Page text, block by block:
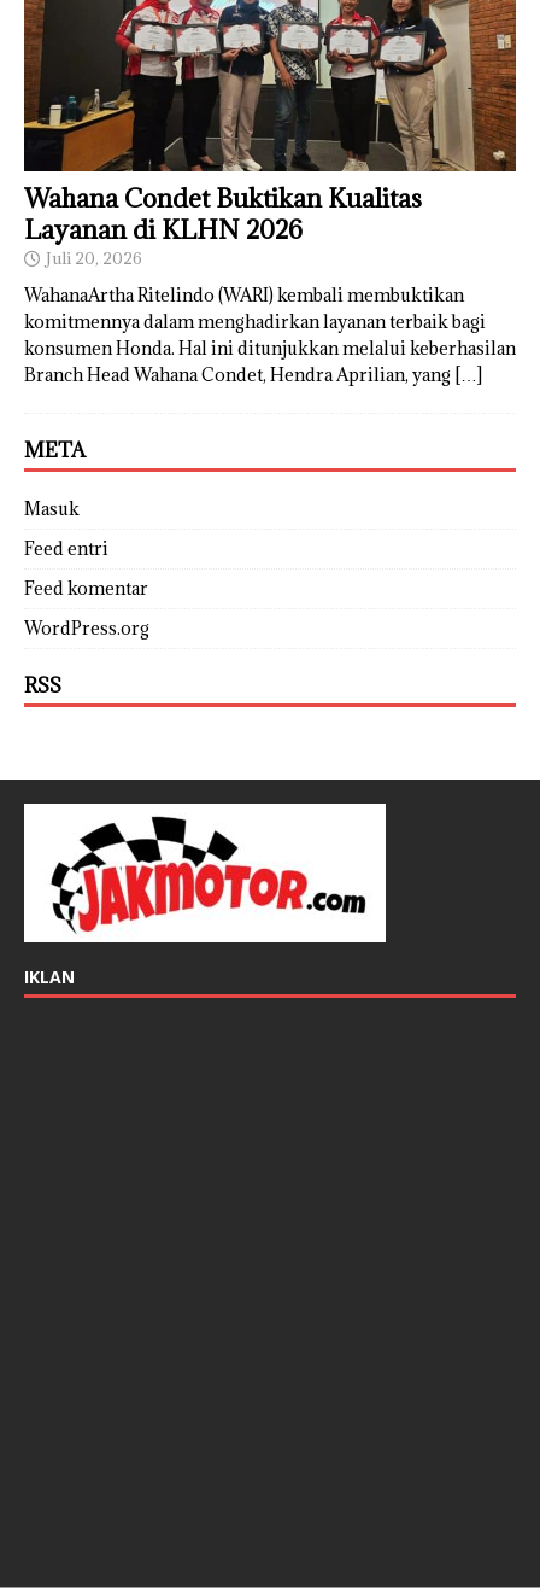
Wahana Condet Buktikan Kualitas
Layanan di KLHN 2026
Juli 20, 2026
WahanaArtha Ritelindo (WARI) kembali membuktikan
komitmennya dalam menghadirkan layanan terbaik bagi
konsumen Honda. Hal ini ditunjukkan melalui keberhasilan
Branch Head Wahana Condet, Hendra Aprilian, yang […]
META
Masuk
Feed entri
Feed komentar
WordPress.org
RSS
IKLAN